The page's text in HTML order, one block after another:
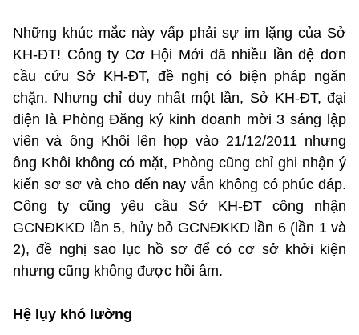
Những khúc mắc này vấp phải sự im lặng của Sở
KH-ĐT! Công ty Cơ Hội Mới đã nhiều lần đệ đơn
cầu cứu Sở KH-ĐT, đề nghị có biện pháp ngăn
chặn. Nhưng chỉ duy nhất một lần, Sở KH-ĐT, đại
diện là Phòng Đăng ký kinh doanh mời 3 sáng lập
viên và ông Khôi lên họp vào 21/12/2011 nhưng
ông Khôi không có mặt, Phòng cũng chỉ ghi nhận ý
kiến sơ sơ và cho đến nay vẫn không có phúc đáp.
Công ty cũng yêu cầu Sở KH-ĐT công nhận
GCNĐKKD lần 5, hủy bỏ GCNĐKKD lần 6 (lần 1 và
2), đề nghị sao lục hồ sơ để có cơ sở khởi kiện
nhưng cũng không được hồi âm.
Hệ lụy khó lường